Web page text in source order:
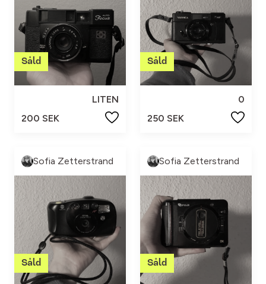
LITEN
200 SEK
0
250 SEK
Sofia Zetterstrand Sofia Zetterstrand